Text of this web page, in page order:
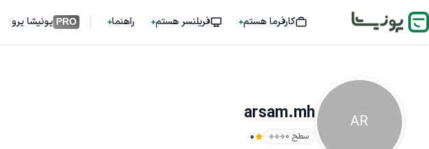
کارفرما هستم فریلنسر هستم راهنما PRO پونیشا پرو
AR
arsam.mh
سطح ۰ 0